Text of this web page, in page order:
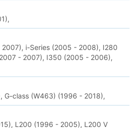
2007), i-Series (2005 - 2008), I280
- 2007), I350 (2005 - 2006),
G-class (W463) (1996 - 2018),
L200 (1996 - 2005), L200 V